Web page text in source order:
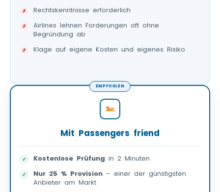
Rechtskenntnisse erforderlich
Airlines lehnen Forderungen oft ohne
Begründung ab
Klage auf eigene Kosten und eigenes Risiko
EMPFOHLEN
Mit Passengers friend
Kostenlose Prüfung in 2 Minuten
Nur 25 % Provision – einer der günstigsten
Anbieter am Markt